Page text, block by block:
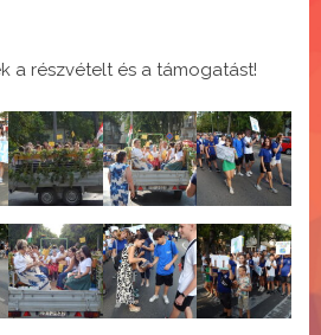
a részvételt és a támogatást!